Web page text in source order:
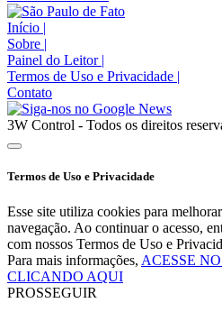
Início |
Sobre |
Painel do Leitor |
Termos de Uso e Privacidade |
Contato
3W Control - Todos os direitos
Termos de Uso e Privacidade
Esse site utiliza cookies para
navegação. Ao continuar o acesso,
com nossos Termos de Uso e
Para mais informações, ACESSE
CLICANDO AQUI
PROSSEGUIR